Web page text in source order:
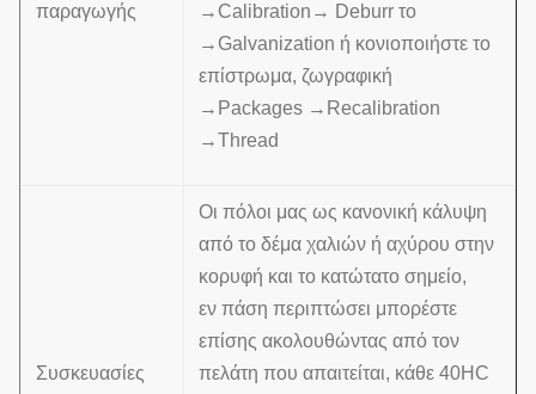
παραγωγής
→Calibration→ Deburr το
→Galvanization ή κονιοποιήστε το
επίστρωμα, ζωγραφική
→Packages →Recalibration
→Thread
Συσκευασίες
Οι πόλοι μας ως κανονική κάλυψη
από το δέμα χαλιών ή αχύρου στην
κορυφή και το κατώτατο σημείο,
εν πάση περιπτώσει μπορέστε
επίσης ακολουθώντας από τον
πελάτη που απαιτείται, κάθε 40HC